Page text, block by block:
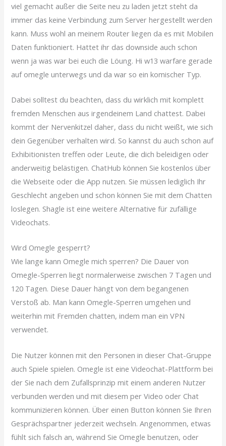
viel gemacht außer die Seite neu zu laden jetzt steht da
immer das keine Verbindung zum Server hergestellt werden
kann. Muss wohl an meinem Router liegen da es mit Mobilen
Daten funktioniert. Hattet ihr das downside auch schon
wenn ja was war bei euch die Löung. Hi w13 warfare gerade
auf omegle unterwegs und da war so ein komischer Typ.
Dabei solltest du beachten, dass du wirklich mit komplett
fremden Menschen aus irgendeinem Land chattest. Dabei
kommt der Nervenkitzel daher, dass du nicht weißt, wie sich
dein Gegenüber verhalten wird. So kannst du auch schon auf
Exhibitionisten treffen oder Leute, die dich beleidigen oder
anderweitig belästigen. ChatHub können Sie kostenlos über
die Webseite oder die App nutzen. Sie müssen lediglich Ihr
Geschlecht angeben und schon können Sie mit dem Chatten
loslegen. Shagle ist eine weitere Alternative für zufällige
Videochats.
Wird Omegle gesperrt?
Wie lange kann Omegle mich sperren? Die Dauer von
Omegle-Sperren liegt normalerweise zwischen 7 Tagen und
120 Tagen. Diese Dauer hängt von dem begangenen
Verstoß ab. Man kann Omegle-Sperren umgehen und
weiterhin mit Fremden chatten, indem man ein VPN
verwendet.
Die Nutzer können mit den Personen in dieser Chat-Gruppe
auch Spiele spielen. Omegle ist eine Videochat-Plattform bei
der Sie nach dem Zufallsprinzip mit einem anderen Nutzer
verbunden werden und mit diesem per Video oder Chat
kommunizieren können. Über einen Button können Sie Ihren
Gesprächspartner jederzeit wechseln. Angenommen, etwas
fühlt sich falsch an, während Sie Omegle benutzen, oder